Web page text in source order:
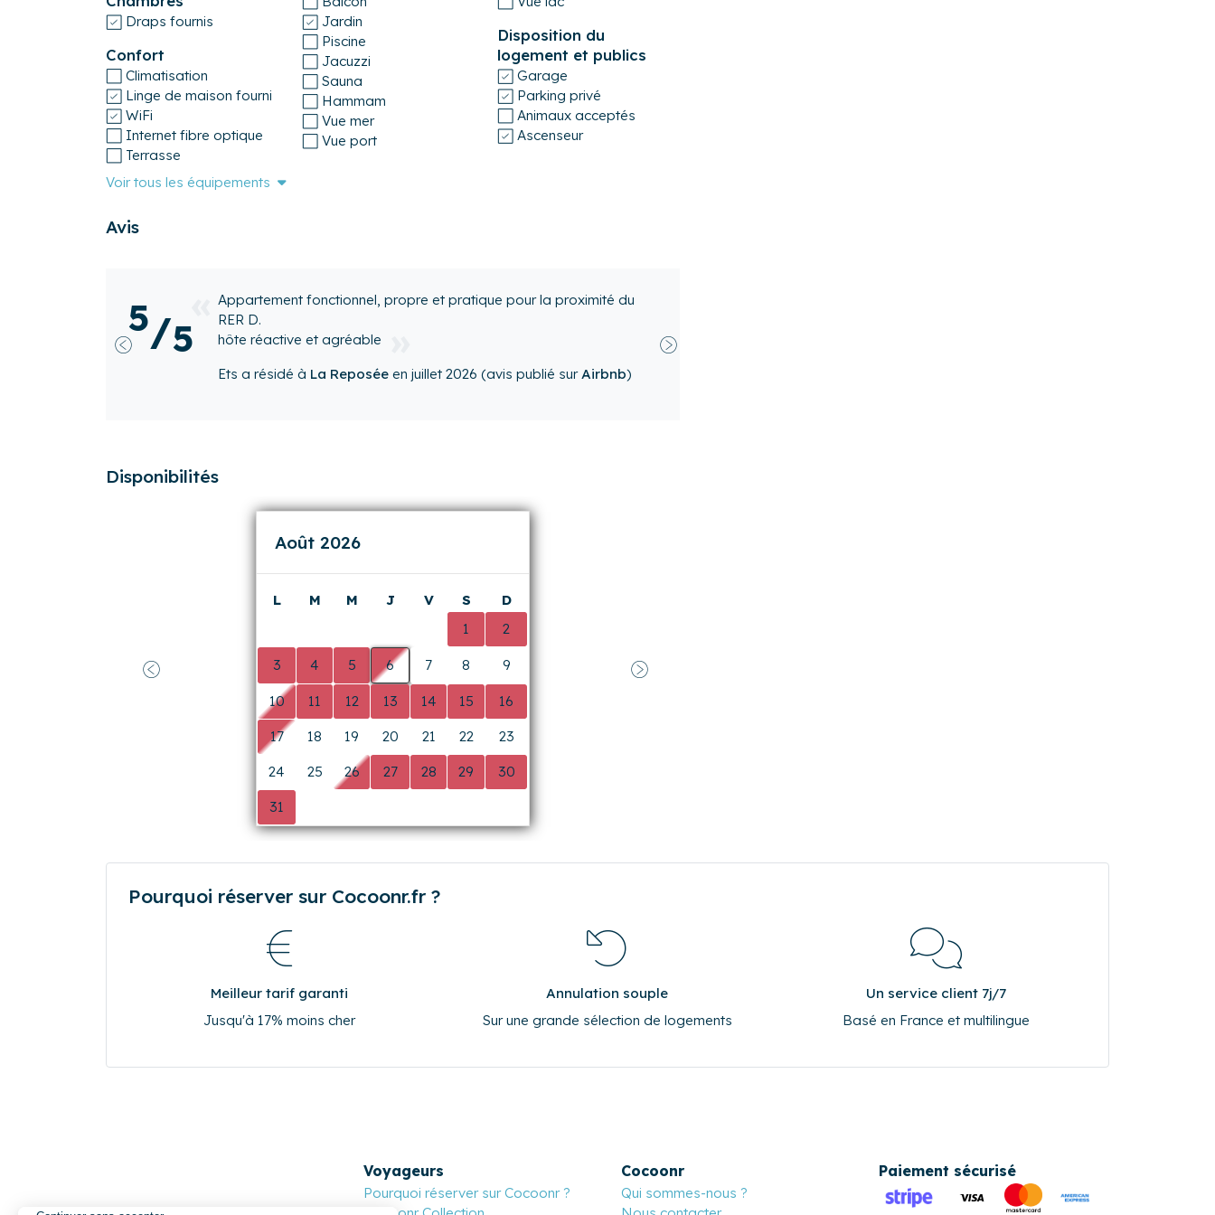
Draps fournis
Confort
Climatisation
Linge de maison fourni
WiFi
Internet fibre optique
Terrasse
Jardin
Piscine
Jacuzzi
Sauna
Hammam
Vue mer
Vue port
Disposition du
logement et publics
Garage
Parking privé
Animaux acceptés
Ascenseur
Voir tous les équipements
Avis
5 /5
Correct
Patriciaa résidé à
(avis publié sur
Précédent Suivant
Disponibilités
Août 2026
L M M J V S
D
1 2
3 4 5 6 7 8 9
10 11 12 13 14 15 16
17 18 19 20 21 22 23
24 25 26 27 28 29 30
31
Précédent Suivant
Pourquoi réserver sur Cocoonr.fr ?
Meilleur tarif garanti
Jusqu'à 17% moins cher
Annulation souple
Sur une grande sélection de logements
Un service client 7j/7
Basé en France et multilingue
Voyageurs
Pourquoi réserver sur Cocoonr ?
Cocoonr
Qui sommes-nous ?
Paiement sécurisé